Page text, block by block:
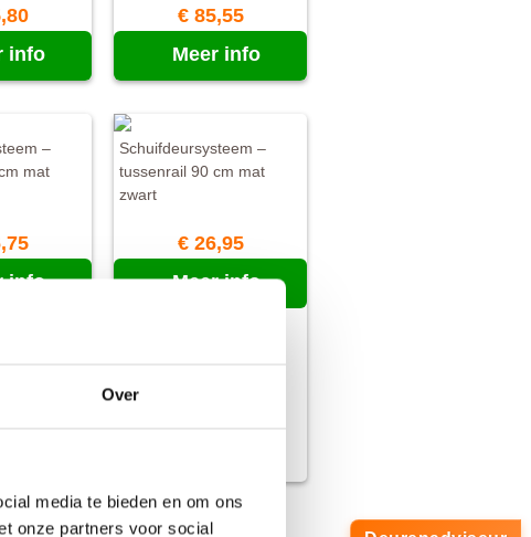
Over
media te bieden en om ons
onze partners voor social
info
€ 85,55
Meer info
–
mat
info
Schuifdeursysteem –
tussenrail 90 cm mat
zwart
€ 26,95
Meer info